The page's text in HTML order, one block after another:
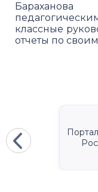
классные
отчеты по